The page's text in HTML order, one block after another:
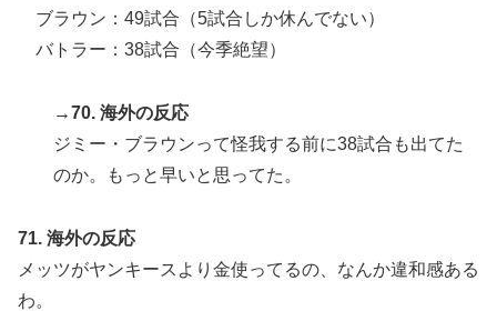
ブラウン：49試合（5試合しか休んでない）
バトラー：38試合（今季絶望）
→70. 海外の反応
ジミー・ブラウンって怪我する前に38試合も出てた
のか。もっと早いと思ってた。
71. 海外の反応
メッツがヤンキースより金使ってるの、なんか違和感ある
わ。